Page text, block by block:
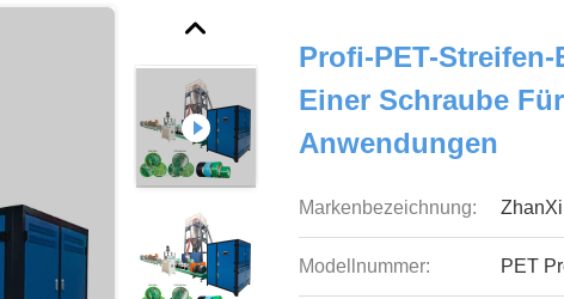
Profi-PET-
Einer Schraube
Anwendungen
Markenbezeichnung:
Modellnummer: PET